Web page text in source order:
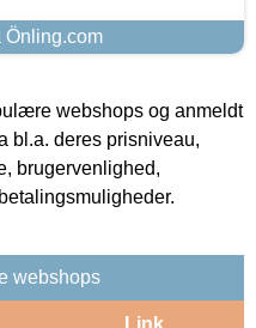
Önling.com
webshops og anmeldt
bl.a. deres prisniveau,
brugervenlighed,
webshops
Link